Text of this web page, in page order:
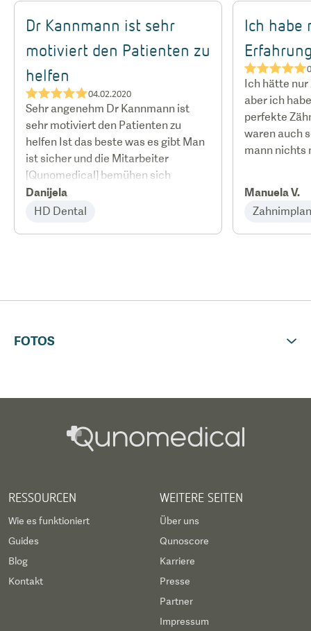
Dr Kannmann ist sehr
motiviert den Patienten zu
helfen
★★★★★04.02.2020
Sehr angenehm Dr Kannmann ist
sehr motiviert den Patienten zu
helfen Ist das beste was es gibt Man
ist sicher und die Mitarbeiter
[Qunomedical] bemühen sich
Danijela
HD Dental
Ich habe
★★★★★
Ich hätte nur
aber ich
perfekte
waren auch
mann nichts
Manuela V.
FOTOS
RESSOURCEN
Wie es funktioniert
Guides
Blog
Kontakt
WEITERE SEITEN
Über uns
Qunoscore
Karriere
Presse
Partner
Impressum